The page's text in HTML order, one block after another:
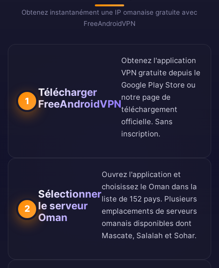
Obtenez instantanément une IP omanaise gratuite avec
FreeAndroidVPN
1
Télécharger
FreeAndroidVPN
Obtenez l'application
VPN gratuite depuis le
Google Play Store ou
notre page de
téléchargement
officielle. Sans
inscription.
2
Sélectionner
le serveur
Oman
Ouvrez l'application et
choisissez le Oman dans la
liste de 152 pays. Plusieurs
emplacements de serveurs
omanais disponibles dont
Mascate, Salalah et Sohar.